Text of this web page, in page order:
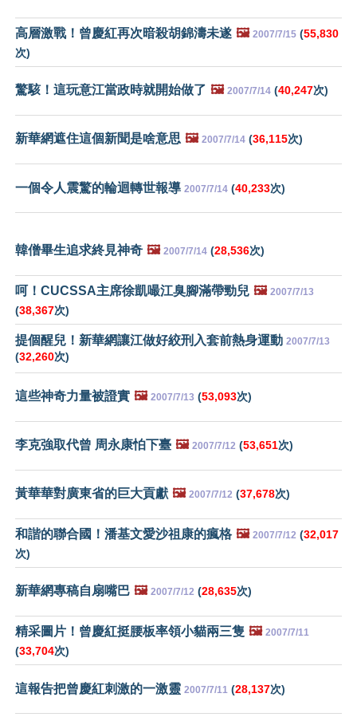
高層激戰！曾慶紅再次暗殺胡錦濤未遂 🖼️ 2007/7/15 (55,830
次)
驚駭！這玩意江當政時就開始做了 🖼️ 2007/7/14 (40,247次)
新華網遮住這個新聞是啥意思 🖼️ 2007/7/14 (36,115次)
一個令人震驚的輪迴轉世報導 2007/7/14 (40,233次)
韓僧畢生追求終見神奇 🖼️ 2007/7/14 (28,536次)
呵！CUCSSA主席徐凱嘬江臭腳滿帶勁兒 🖼️ 2007/7/13
(38,367次)
提個醒兒！新華網讓江做好絞刑入套前熱身運動 2007/7/13
(32,260次)
這些神奇力量被證實 🖼️ 2007/7/13 (53,093次)
李克強取代曾 周永康怕下臺 🖼️ 2007/7/12 (53,651次)
黃華華對廣東省的巨大貢獻 🖼️ 2007/7/12 (37,678次)
和諧的聯合國！潘基文愛沙祖康的瘋格 🖼️ 2007/7/12 (32,017
次)
新華網專稿自扇嘴巴 🖼️ 2007/7/12 (28,635次)
精采圖片！曾慶紅挺腰板率領小貓兩三隻 🖼️ 2007/7/11
(33,704次)
這報告把曾慶紅刺激的一激靈 2007/7/11 (28,137次)